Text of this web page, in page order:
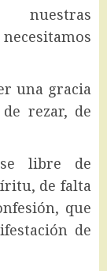
nuestras
una gracia
rezar, de
libre de
de falta
que
de